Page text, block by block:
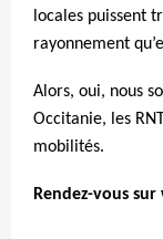
locales puissent
rayonnement
Alors, oui, nous
Occitanie, les
mobilités.
Rendez-vous sur